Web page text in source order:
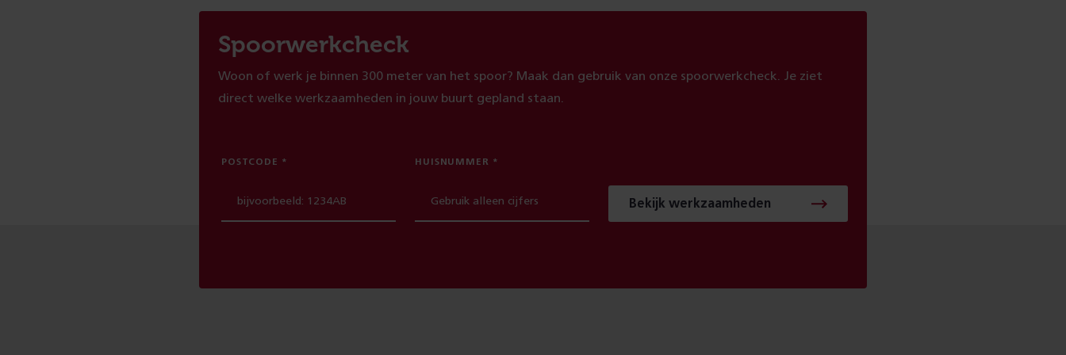
Spoorwerkcheck
Woon of werk je binnen 300 meter van het spoor? Maak dan gebruik van onze spoorwerkcheck. Je ziet
direct welke werkzaamheden in jouw buurt gepland staan.
POSTCODE HUISNUMMER
Bekijk werkzaamheden